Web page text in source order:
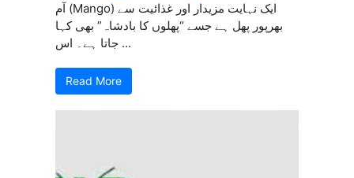
آم (Mango) ایک نہایت مزیدار اور غذائیت سے
بھرپور پھل ہے جسے “پھلوں کا بادشاہ” بھی کہا
جاتا ہے۔ اس ...
Read More